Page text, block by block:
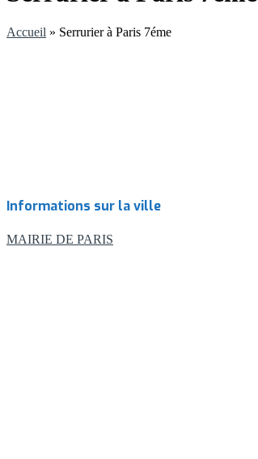
Accueil » Serrurier à Paris 7éme
Informations sur la ville
MAIRIE DE PARIS